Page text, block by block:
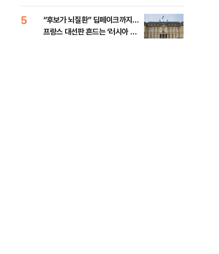
5
“후보가 뇌질환” 딥페이크까지…
프랑스 대선판 흔드는 ‘러시아 검